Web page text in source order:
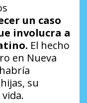
un caso
involucra a
El hecho
en Nueva
su